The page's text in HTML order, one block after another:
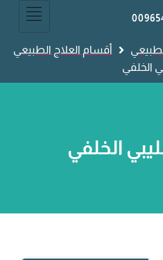
أقسام العلاج الطبيعي
الخلفي
الخلفي